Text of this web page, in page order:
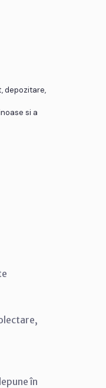
depozitare,
si a
în